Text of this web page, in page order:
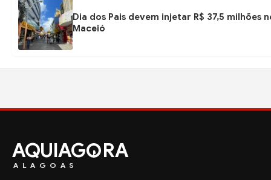
Dia dos Pais devem injetar R$ 37,5 milhões
Maceió
AQUIAG RA
ALAGOAS